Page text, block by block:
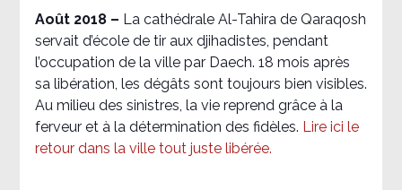
Août 2018 – La cathédrale Al-Tahira de Qaraqosh
servait d’école de tir aux djihadistes, pendant
l’occupation de la ville par Daech. 18 mois après
sa libération, les dégâts sont toujours bien visibles.
Au milieu des sinistres, la vie reprend grâce à la
ferveur et à la détermination des fidèles. Lire ici le
retour dans la ville tout juste libérée.